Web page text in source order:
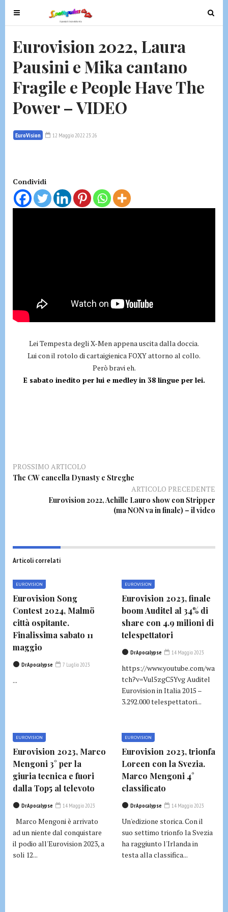
T
o
g
l
e
n
g
o
n
T
o
Eurovision 2022, Laura
Pausini e Mika cantano
Fragile e People Have The
Power – VIDEO
EuroVision 12 Maggio 2022 23:26
Condividi
Lei Tempesta degli X-Men appena uscita dalla doccia.
Lui con il rotolo di cartaigienica FOXY attorno al collo.
Però bravi eh.
E sabato inedito per lui e medley in 38 lingue per lei.
PROSSIMO ARTICOLO
The CW cancella Dynasty e Streghe
ARTICOLO PRECEDENTE
Eurovision 2022, Achille Lauro show con Stripper
(ma NON va in finale) – il video
Articoli correlati
EUROVISION
Eurovision Song
Contest 2024, Malmö
città ospitante.
Finalissima sabato 11
maggio
DrApocalypse 7 Luglio 2023
...
EUROVISION
Eurovision 2023, finale
boom Auditel al 34% di
share con 4.9 milioni di
telespettatori
DrApocalypse 14 Maggio 2023
https://www.youtube.com/wa
tch?v=Vul5zgC5Yvg Auditel
Eurovision in Italia 2015 –
3.292.000 telespettatori...
EUROVISION
Eurovision 2023, Marco
Mengoni 3° per la
giuria tecnica e fuori
dalla Top5 al televoto
DrApocalypse 14 Maggio 2023
Marco Mengoni è arrivato
ad un niente dal conquistare
il podio all'Eurovision 2023, a
soli 12...
EUROVISION
Eurovision 2023, trionfa
Loreen con la Svezia.
Marco Mengoni 4°
classificato
DrApocalypse 14 Maggio 2023
Un'edizione storica. Con il
suo settimo trionfo la Svezia
ha raggiunto l'Irlanda in
testa alla classifica...